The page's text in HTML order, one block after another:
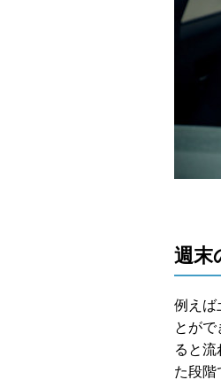
週末
例えば
とが
ると
た段階